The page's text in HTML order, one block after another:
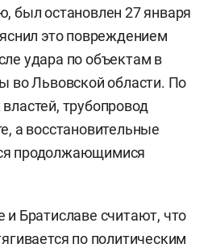
был остановлен 27 января
это повреждением
удара по объектам в
во Львовской области. По
трубопровод
а восстановительные
продолжающимися
Братиславе считают, что
по политическим